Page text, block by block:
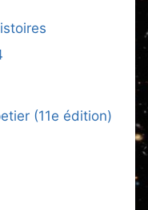
(11e édition)